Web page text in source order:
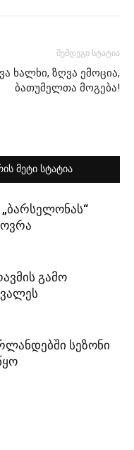
შემდეგი სტატია
ხალხი, ზღვა ემოცია,
ბათუმელთა მოგება!
მეტი სტატია
გამო
სეზონი